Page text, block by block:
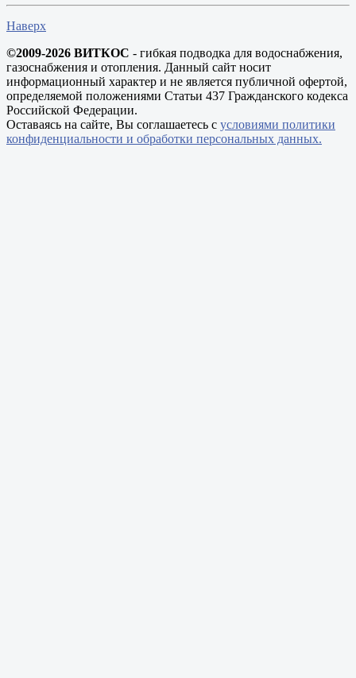
Наверх
©2009-2026 ВИТКОС - гибкая подводка для водоснабжения,
газоснабжения и отопления. Данный сайт носит
информационный характер и не является публичной офертой,
определяемой положениями Статьи 437 Гражданского кодекса
Российской Федерации.
Оставаясь на сайте, Вы соглашаетесь с условиями политики
конфиденциальности и обработки персональных данных.